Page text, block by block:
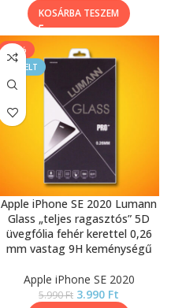
KOSÁRBA TESZEM
-33%
KIEMELT
Apple iPhone SE 2020 Lumann
Glass „teljes ragasztós” 5D
üvegfólia fehér kerettel 0,26
mm vastag 9H keménységű
Apple iPhone SE 2020
5.990Ft 3.990 Ft